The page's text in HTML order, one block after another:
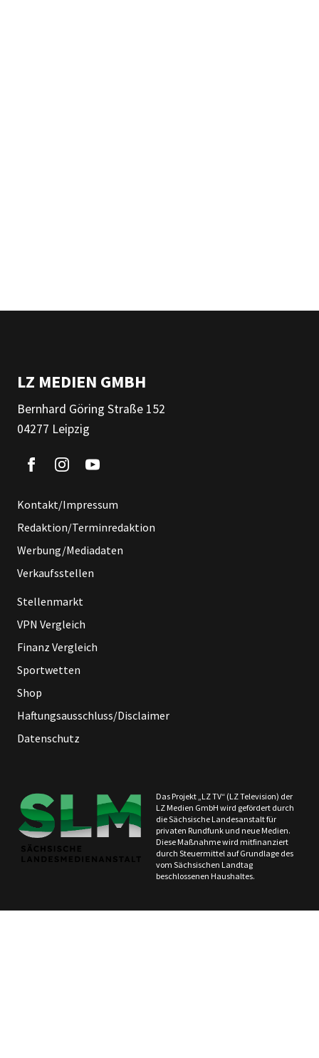
LZ MEDIEN GMBH
Bernhard Göring Straße 152
04277 Leipzig
Kontakt/Impressum
Redaktion/Terminredaktion
Werbung/Mediadaten
Verkaufsstellen
Stellenmarkt
VPN Vergleich
Finanz Vergleich
Sportwetten
Shop
Haftungsausschluss/Disclaimer
Datenschutz
Das Projekt „LZ TV“ (LZ Television) der
LZ Medien GmbH wird gefördert durch
die Sächsische Landesanstalt für
privaten Rundfunk und neue Medien.
Diese Maßnahme wird mitfinanziert
durch Steuermittel auf Grundlage des
vom Sächsischen Landtag
beschlossenen Haushaltes.